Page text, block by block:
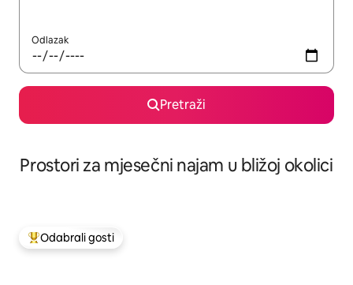
Odlazak
Pretraži
Prostori za mjesečni najam u bližoj okolici
Među najviše rangiranima s oznakom „Odabrali gosti”
Odabrali gosti